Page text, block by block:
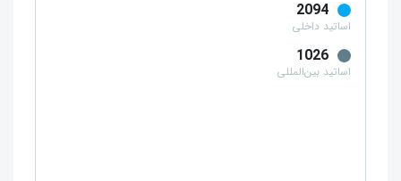
2094
اساتید داخلی
1026
اساتید بین‌المللی